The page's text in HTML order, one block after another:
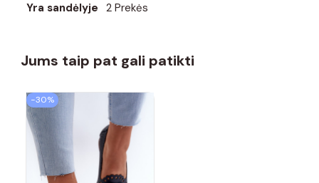
Yra sandėlyje 2 Prekės
Jums taip pat gali patikti
−30%